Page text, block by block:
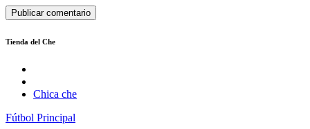
Tienda del Che
Chica che
Fútbol Principal